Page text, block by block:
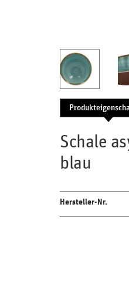
Schale
blau
Hersteller-Nr.